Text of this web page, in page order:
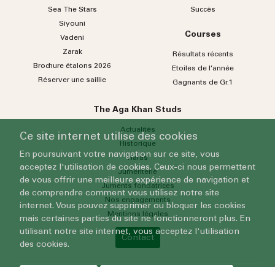
Sea TheStars
Siyouni
Vadeni
Zarak
Brochure étalons 2026
Réserver une saillie
Succès
Courses
Résultats récents
Etoiles de l’année
Gagnants de Gr.1
The Aga Khan Studs
Actualités
Historique
Haras
Jumenterie
Juments fondatrices
Nos engagements
Mentions légales
Contact
Ce site internet utilise des cookies
En poursuivant votre navigation sur ce site, vous
acceptez l'utilisation de cookies. Ceux-ci nous permettent
de vous offrir une meilleure expérience de navigation et
de comprendre comment vous utilisez notre site
internet. Vous pouvez supprimer ou bloquer les cookies
mais certaines parties du site ne fonctionneront plus. En
utilisant notre site internet, vous acceptez l'utilisation
des cookies.